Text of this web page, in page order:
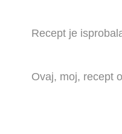
Recept je
Ovaj, moj, recept